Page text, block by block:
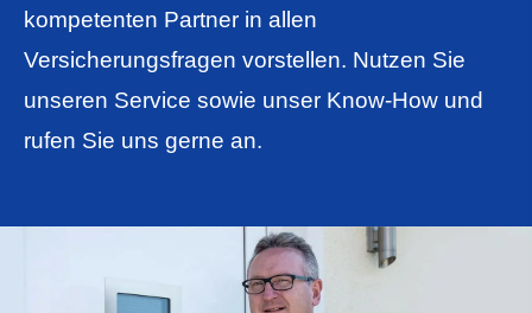
kompetenten Partner in allen
Versicherungsfragen vorstellen. Nutzen Sie
unseren Service sowie unser Know-How und
rufen Sie uns gerne an.